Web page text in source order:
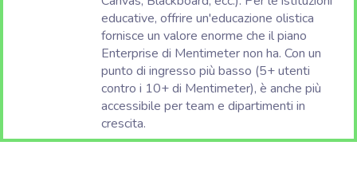
educative, offrire un'educazione olistica
fornisce un valore enorme che il piano
Enterprise di Mentimeter non ha. Con un
punto di ingresso più basso (5+ utenti
contro i 10+ di Mentimeter), è anche più
accessibile per team e dipartimenti in
crescita.